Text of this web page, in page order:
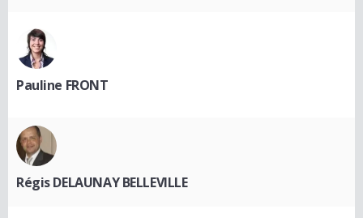
Pauline FRONT
Régis DELAUNAY BELLEVILLE